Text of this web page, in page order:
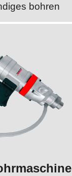
bohren